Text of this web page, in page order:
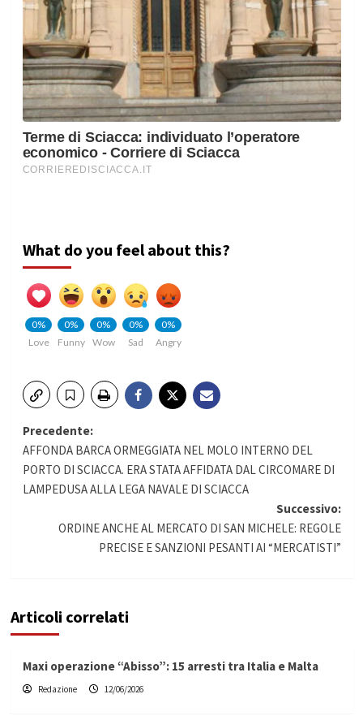
What do you feel about this?
0%
Love
0%
Funny
0%
Wow
0%
Sad
0%
Angry
Navigazione
articolo
Precedente:
AFFONDA BARCA ORMEGGIATA NEL MOLO INTERNO DEL
PORTO DI SCIACCA. ERA STATA AFFIDATA DAL CIRCOMARE DI
LAMPEDUSA ALLA LEGA NAVALE DI SCIACCA
Successivo:
ORDINE ANCHE AL MERCATO DI SAN MICHELE: REGOLE
PRECISE E SANZIONI PESANTI AI “MERCATISTI”
Articoli correlati
Maxi operazione “Abisso”: 15 arresti tra Italia e Malta
Redazione 12/06/2026